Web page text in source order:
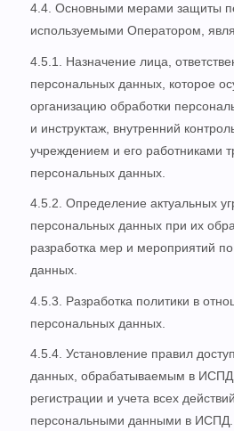
4.4. Основными мерами защиты
используемыми Оператором,
4.5.1. Назначение лица,
персональных данных, которое
организацию обработки
и инструктаж, внутренний
учреждением и его работниками
персональных данных.
4.5.2. Определение актуальных
персональных данных при их
разработка мер и мероприятий
данных.
4.5.3. Разработка политики в
персональных данных.
4.5.4. Установление правил
данных, обрабатываемым в
регистрации и учета всех
персональными данными в ИСПД.